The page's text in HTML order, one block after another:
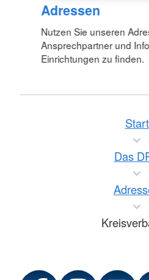
Adressen
Nutzen Sie unseren
Ansprechpartner und
Einrichtungen zu finden.
Start
Das